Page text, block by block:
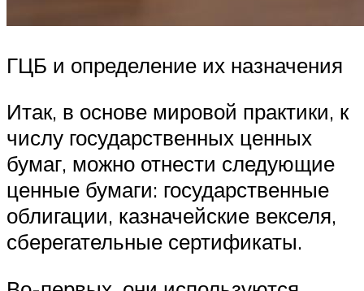
ГЦБ и определение их назначения
Итак, в основе мировой практики, к
числу государственных ценных
бумаг, можно отнести следующие
ценные бумаги: государственные
облигации, казначейские векселя,
сберегательные сертификаты.